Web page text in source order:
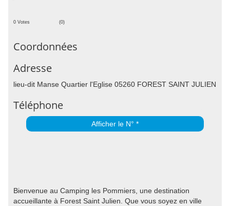
0 Votes (0)
Coordonnées
Adresse
lieu-dit Manse Quartier l'Eglise 05260 FOREST SAINT JULIEN
Téléphone
Afficher le N° *
Bienvenue au Camping les Pommiers, une destination
accueillante à Forest Saint Julien. Que vous soyez en ville